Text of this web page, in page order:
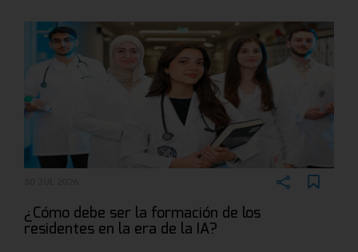
¿Cómo debe ser la formación de los
residentes en la era de la IA?